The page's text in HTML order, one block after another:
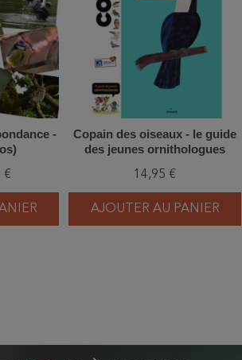
-
€
Copain des oiseaux - le guide
des jeunes ornithologues
14,95 €
AJOUTER AU PANIER